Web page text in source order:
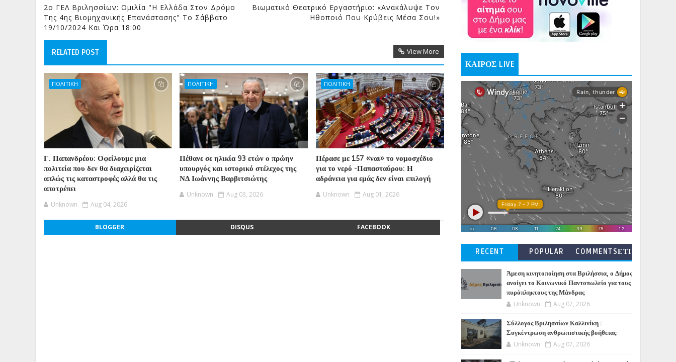
2ο ΓΕΛ Βριλησσίων: Ομιλία "Η Ελλάδα Στον Δρόμο
Της 4ης Βιομηχανικής Επανάστασης" Το Σάββατο
19/10/2024 Και Ώρα 18:00
Βιωματικό Θεατρικό Εργαστήριο: «Ανακάλυψε Τον
Ηθοποιό Που Κρύβεις Μέσα Σου!»
RELATED POST View More
ΠΟΛΙΤΙΚΗ
Γ. Παπανδρέου: Οφείλουμε μια
πολιτεία που δεν θα διαχειρίζεται
απλώς τις καταστροφές αλλά θα τις
αποτρέπει
Unknown Aug 04, 2026
ΠΟΛΙΤΙΚΗ
Πέθανε σε ηλικία 93 ετών ο πρώην
υπουργός και ιστορικό στέλεχος της
ΝΔ Ιωάννης Βαρβιτσιώτης
Unknown Aug 03, 2026
ΠΟΛΙΤΙΚΗ
Πέρασε με 157 «ναι» το νομοσχέδιο
για το νερό -Παπασταύρου: Η
αδράνεια για εμάς δεν είναι επιλογή
Unknown Aug 01, 2026
BLOGGER DISQUS FACEBOOK
ΚΑΙΡΟΣ LIVE
RECENT POPULAR
COMMENTSΕΤΙ
Άμεση κινητοποίηση στα Βριλήσσια, ο Δήμος
ανοίγει το Κοινωνικό Παντοπωλείο για τους
πυρόπληκτους της Μάνδρας
Unknown Aug 07, 2026
Σύλλογος Βριλησσίων Καλλινίκη :
Συγκέντρωση ανθρωπιστικής βοήθειας
Unknown Aug 07, 2026